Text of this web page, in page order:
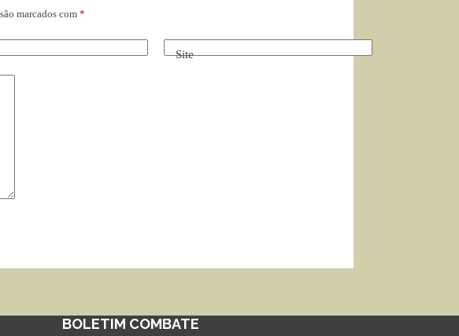
marcados com *
Site
BOLETIM COMBATE